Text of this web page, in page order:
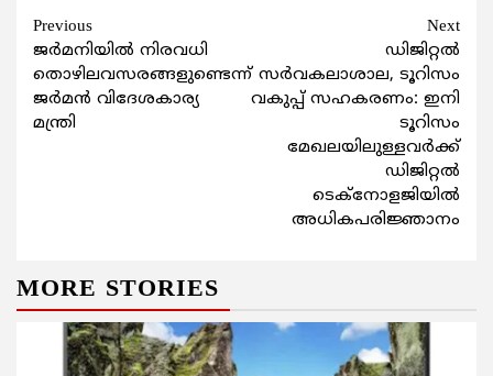
Continue
Reading
Previous
ജര്‍മനിയില്‍ നിരവധി
തൊഴിലവസരങ്ങളുണ്ടെന്ന്
ജര്‍മന്‍ വിദേശകാര്യ
മന്ത്രി
Next
ഡിജിറ്റല്‍
സര്‍വകലാശാല, ടൂറിസം
വകുപ്പ് സഹകരണം: ഇനി
ടൂറിസം
മേഖലയിലുള്ളവർക്ക്
ഡിജിറ്റല്‍
ടെക്നോളജിയിൽ
അധികപരിജ്ഞാനം
MORE STORIES